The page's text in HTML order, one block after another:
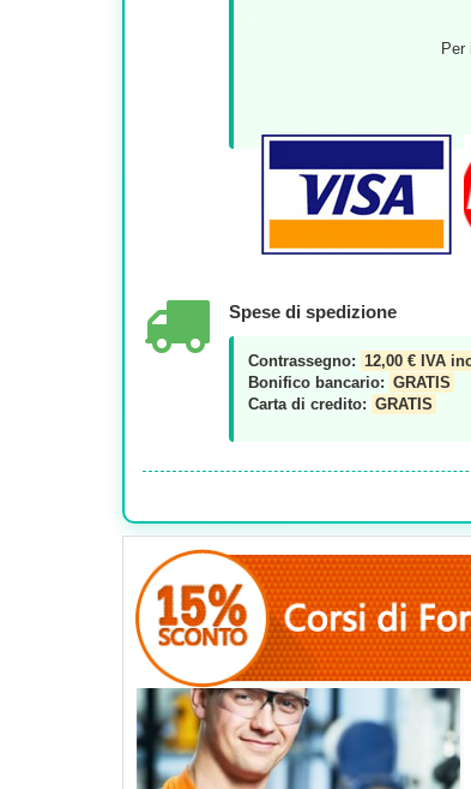
Per
Spese di spedizione
Contrassegno: 12,00 € IVA
Bonifico bancario: GRATIS
Carta di credito: GRATIS